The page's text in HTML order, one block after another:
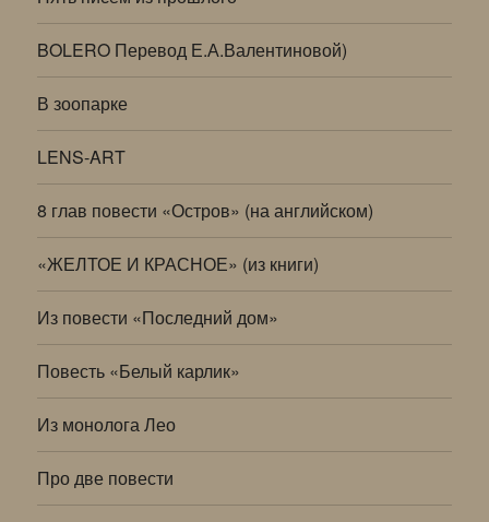
BOLERO Перевод Е.А.Валентиновой)
В зоопарке
LENS-ART
8 глав повести «Остров» (на английском)
«ЖЕЛТОЕ И КРАСНОЕ» (из книги)
Из повести «Последний дом»
Повесть «Белый карлик»
Из монолога Лео
Про две повести